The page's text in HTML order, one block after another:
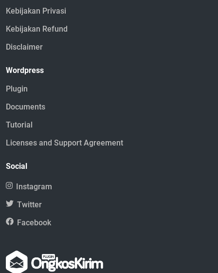
Kebijakan Privasi
Kebijakan Refund
Disclaimer
Wordpress
Plugin
Documents
Tutorial
Licenses and Support Agreement
Social
Instagram
Twitter
Facebook